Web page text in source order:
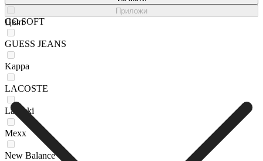
GO SOFT
GUESS JEANS
Kappa
LACOSTE
Lasocki
Mexx
New Balance
Приложи
Цвят